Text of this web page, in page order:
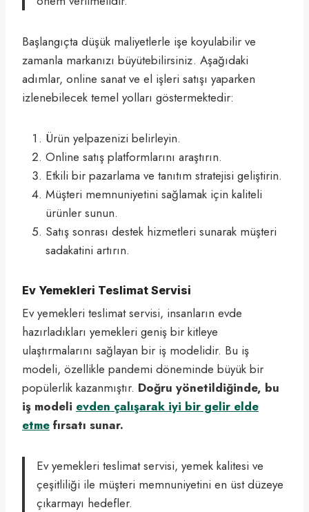
Başlangıçta düşük maliyetlerle işe koyulabilir ve
zamanla markanızı büyütebilirsiniz. Aşağıdaki
adımlar, online sanat ve el işleri satışı yaparken
izlenebilecek temel yolları göstermektedir:
Ürün yelpazenizi belirleyin.
Online satış platformlarını araştırın.
Etkili bir pazarlama ve tanıtım stratejisi geliştirin.
Müşteri memnuniyetini sağlamak için kaliteli
ürünler sunun.
Satış sonrası destek hizmetleri sunarak müşteri
sadakatini artırın.
Ev Yemekleri Teslimat Servisi
Ev yemekleri teslimat servisi, insanların evde
hazırladıkları yemekleri geniş bir kitleye
ulaştırmalarını sağlayan bir iş modelidir. Bu iş
modeli, özellikle pandemi döneminde büyük bir
popülerlik kazanmıştır. Doğru yönetildiğinde, bu
iş modeli evden çalışarak iyi bir gelir elde
etme fırsatı sunar.
Ev yemekleri teslimat servisi, yemek kalitesi ve
çeşitliliği ile müşteri memnuniyetini en üst düzeye
çıkarmayı hedefler.